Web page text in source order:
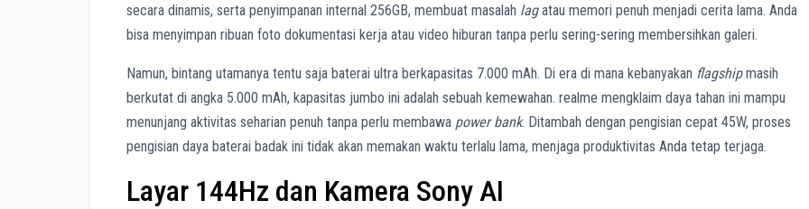
secara dinamis, serta penyimpanan internal 256GB, membuat masalah lagatau memori penuh menjadi cerita lama. Anda
bisa menyimpan ribuan foto dokumentasi kerja atau video hiburan tanpa perlu sering-sering membersihkan galeri.
Namun, bintang utamanya tentu saja baterai ultra berkapasitas 7.000 mAh. Di era di mana kebanyakan flagshipmasih
berkutat di angka 5.000 mAh, kapasitas jumbo ini adalah sebuah kemewahan. realme mengklaim daya tahan ini mampu
menunjang aktivitas seharian penuh tanpa perlu membawa power bank. Ditambah dengan pengisian cepat 45W, proses
pengisian daya baterai badak ini tidak akan memakan waktu terlalu lama, menjaga produktivitas Anda tetap terjaga.
Layar 144Hz dan Kamera Sony AI